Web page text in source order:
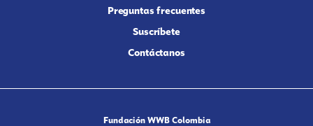
Preguntas frecuentes
Suscríbete
Contáctanos
Fundación WWB Colombia